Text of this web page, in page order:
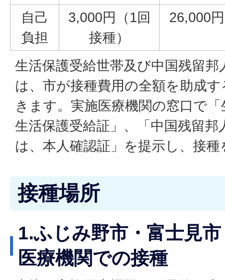
自己
負担
3,000円（1回
接種）
26,000
生活保護受給世帯及び中国残留邦
は、市が接種費用の全額を助成
きます。実施医療機関の窓口で
生活保護受給証」、「中国残留邦
は、本人確認証」を提示し、接
接種場所
1.ふじみ野市・富士見
医療機関での接種